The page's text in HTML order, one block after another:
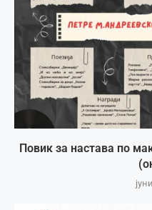
Повик за настава по